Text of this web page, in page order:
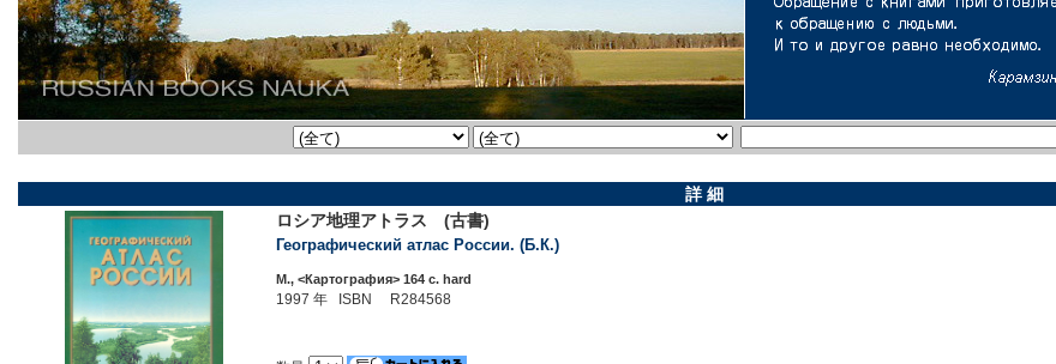
詳 細
ロシア地理アトラス (古書)
Географический атлас России. (Б.К.)
М., <Картография> 164 c. hard
1997 年 ISBN R284568